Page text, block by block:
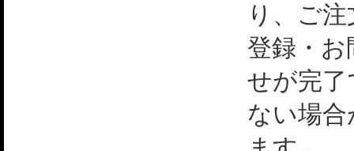
り、ご
登録・
せが完
ない場